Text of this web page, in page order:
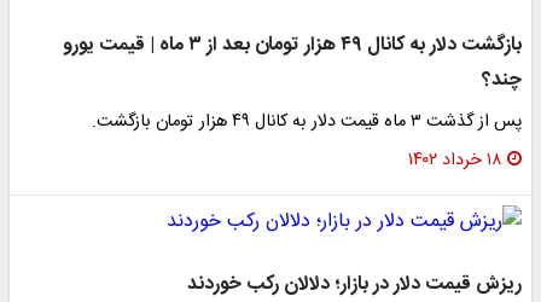
بازگشت دلار به کانال ۴۹ هزار تومان بعد از ۳ ماه | قیمت یورو
چند؟
پس از گذشت ۳ ماه قیمت دلار به کانال ۴۹ هزار تومان بازگشت.
۱۸ خرداد ۱۴۰۲
ریزش قیمت دلار در بازار؛ دلالان رکب خوردند